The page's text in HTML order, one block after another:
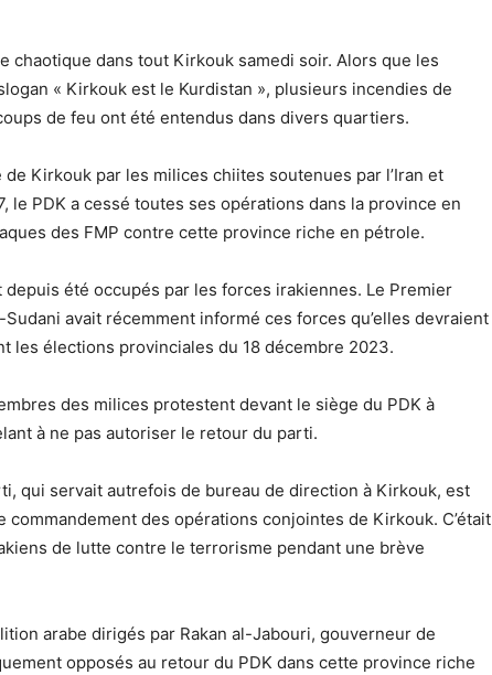
chaotique dans tout Kirkouk samedi soir. Alors que les
« Kirkouk est le Kurdistan », plusieurs incendies de
de feu ont été entendus dans divers quartiers.
Kirkouk par les milices chiites soutenues par l’Iran et
le PDK a cessé toutes ses opérations dans la province en
des FMP contre cette province riche en pétrole.
été occupés par les forces irakiennes. Le Premier
avait récemment informé ces forces qu’elles devraient
les élections provinciales du 18 décembre 2023.
des milices protestent devant le siège du PDK à
à ne pas autoriser le retour du parti.
qui servait autrefois de bureau de direction à Kirkouk, est
des opérations conjointes de Kirkouk. C’était
de lutte contre le terrorisme pendant une brève
arabe dirigés par Rakan al-Jabouri, gouverneur de
opposés au retour du PDK dans cette province riche